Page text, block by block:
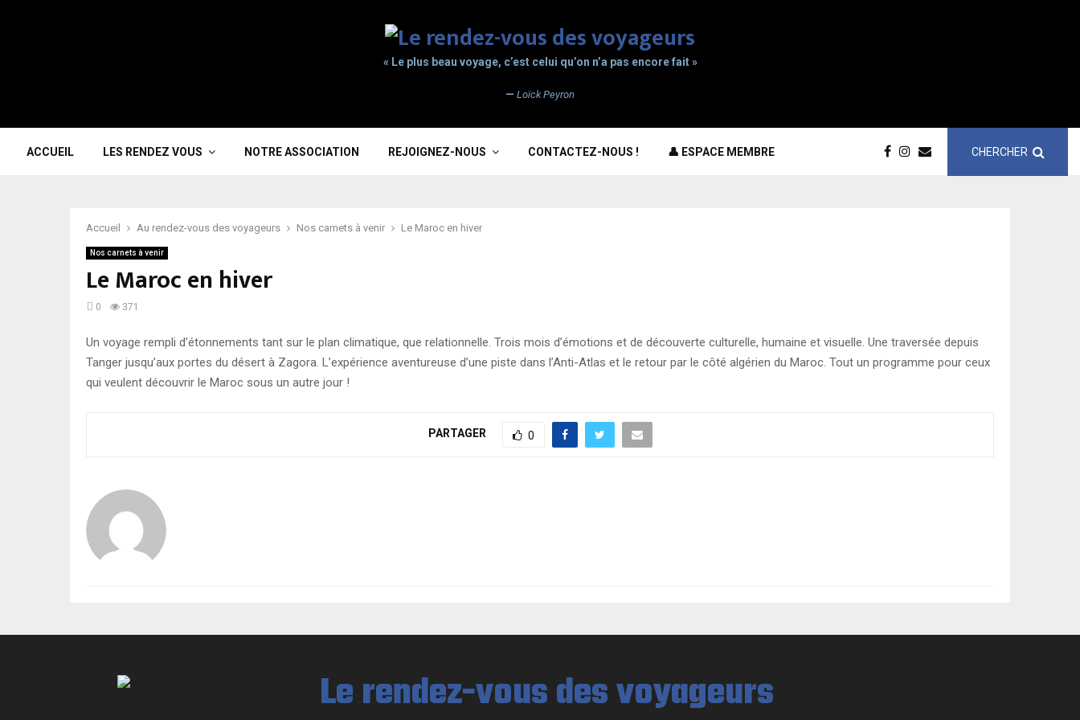
« Le plus beau voyage, c’est celui qu’on n’a pas encore fait »
— Loïck Peyron
ACCUEIL LES RENDEZ VOUS NOTRE ASSOCIATION REJOIGNEZ-NOUS CONTACTEZ-NOUS ! 👤 ESPACE MEMBRE CHERCHER
Accueil Au rendez-vous des voyageurs Nos carnets à venir Le Maroc en hiver
Nos carnets à venir
Le Maroc en hiver
0 371
Un voyage rempli d’étonnements tant sur le plan climatique, que relationnelle. Trois mois d’émotions et de découverte culturelle, humaine et visuelle. Une traversée depuis
Tanger jusqu’aux portes du désert à Zagora. L’expérience aventureuse d’une piste dans l’Anti-Atlas et le retour par le côté algérien du Maroc. Tout un programme pour ceux
qui veulent découvrir le Maroc sous un autre jour !
PARTAGER 0